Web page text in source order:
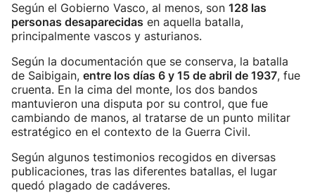
Según el Gobierno Vasco, al menos, son 128 las
personas desaparecidas en aquella batalla,
principalmente vascos y asturianos.
Según la documentación que se conserva, la batalla
de Saibigain, entre los días 6 y 15 de abril de 1937, fue
cruenta. En la cima del monte, los dos bandos
mantuvieron una disputa por su control, que fue
cambiando de manos, al tratarse de un punto militar
estratégico en el contexto de la Guerra Civil.
Según algunos testimonios recogidos en diversas
publicaciones, tras las diferentes batallas, el lugar
quedó plagado de cadáveres.